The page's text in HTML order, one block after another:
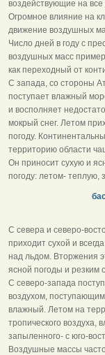
воздействующие на
Огромное влияние на
движение воздушных
Число дней в году с
воздушных масс
как переходный от
С запада, со стороны
поступает влажный
и восполняет
мокрый снег. Летом
погоду.
территорию области
Он приносит сухую и
погоду: летом- теплую,
С севера и северо-
приходит сухой и
над льдом. Вторжения
ясной погоды и резким
С северо-запада
воздухом,
влажный. Летом на
тропического воздуха,
запыленного- с юго-
Воздушные массы